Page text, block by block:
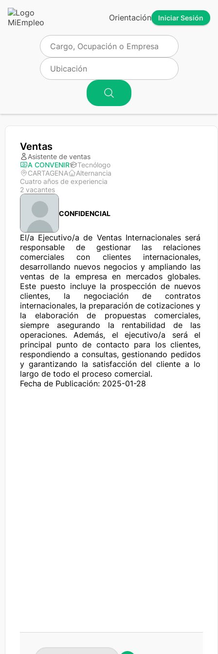
Orientación Iniciar Sesión
Ventas
Asistente de ventas
A CONVENIR
Tecnólogo
CARTAGENA
Alternancia
Cuatro años de experiencia
2 vacantes
CONFIDENCIAL
El/a Ejecutivo/a de Ventas Internacionales será
responsable de gestionar las relaciones
comerciales con clientes internacionales,
desarrollando nuevos negocios y ampliando las
ventas de la empresa en mercados globales.
Este puesto incluye la prospección de nuevos
clientes, la negociación de contratos
internacionales, la preparación de cotizaciones y
la elaboración de propuestas comerciales,
siempre asegurando la rentabilidad de las
operaciones. Además, el ejecutivo/a será el
principal punto de contacto para los clientes,
respondiendo a consultas, gestionando pedidos
y garantizando la satisfacción del cliente a lo
largo de todo el proceso comercial.
Fecha de Publicación: 2025-01-28